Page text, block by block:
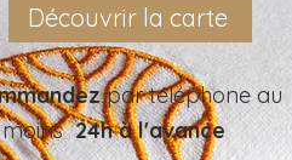
Découvrir la carte
par téléphone au
moins24h à l'avance